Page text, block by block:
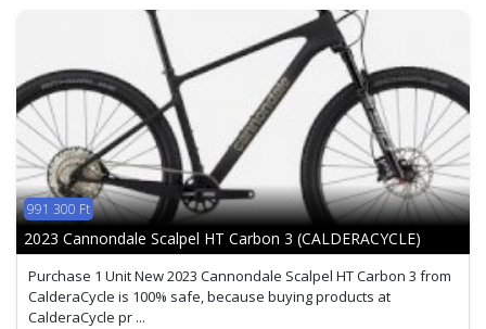
991 300 Ft
2023 Cannondale Scalpel HT Carbon 3 (CALDERACYCLE)
Purchase 1 Unit New 2023 Cannondale Scalpel HT Carbon 3 from
CalderaCycle is 100% safe, because buying products at
CalderaCycle pr ...